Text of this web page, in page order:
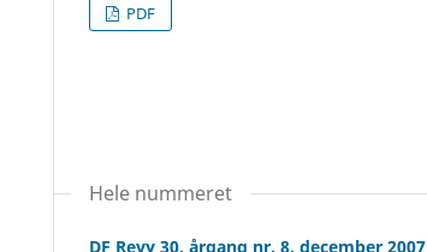
PDF
Hele nummeret
DF Revy 30. årgang nr. 8, december 2007